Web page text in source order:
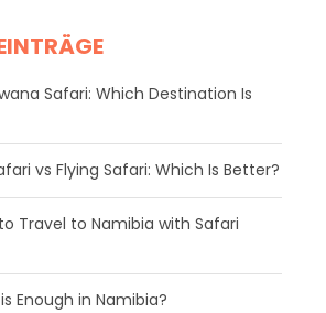
Safari: Which Destination Is
vs Flying Safari: Which Is Better?
Travel to Namibia with Safari
Enough in Namibia?